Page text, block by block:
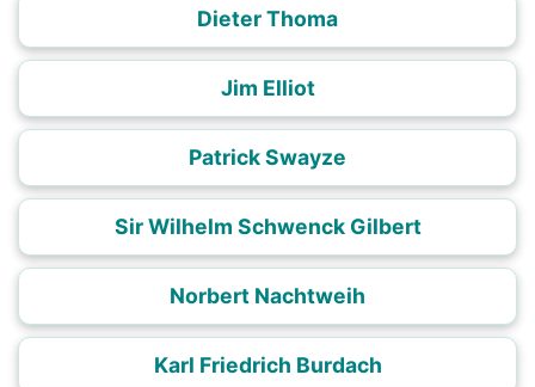
Dieter Thoma
Jim Elliot
Patrick Swayze
Sir Wilhelm Schwenck Gilbert
Norbert Nachtweih
Karl Friedrich Burdach